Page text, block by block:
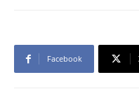
Facebook